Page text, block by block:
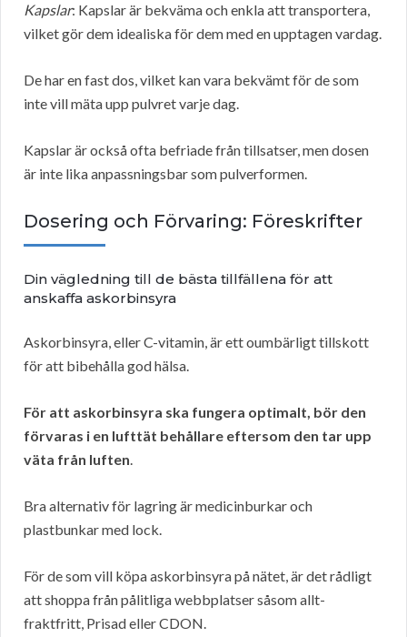
Kapslar: Kapslar är bekväma och enkla att transportera,
vilket gör dem idealiska för dem med en upptagen vardag.
De har en fast dos, vilket kan vara bekvämt för de som
inte vill mäta upp pulvret varje dag.
Kapslar är också ofta befriade från tillsatser, men dosen
är inte lika anpassningsbar som pulverformen.
Dosering och Förvaring: Föreskrifter
Din vägledning till de bästa tillfällena för att
anskaffa askorbinsyra
Askorbinsyra, eller C-vitamin, är ett oumbärligt tillskott
för att bibehålla god hälsa.
För att askorbinsyra ska fungera optimalt, bör den
förvaras i en lufttät behållare eftersom den tar upp
väta från luften.
Bra alternativ för lagring är medicinburkar och
plastbunkar med lock.
För de som vill köpa askorbinsyra på nätet, är det rådligt
att shoppa från pålitliga webbplatser såsom allt-
fraktfritt, Prisad eller CDON.